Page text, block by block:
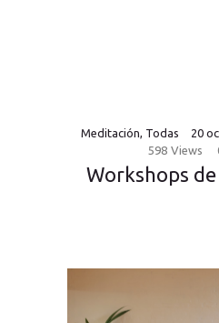
Meditación Todas 20
598 Views
Workshops